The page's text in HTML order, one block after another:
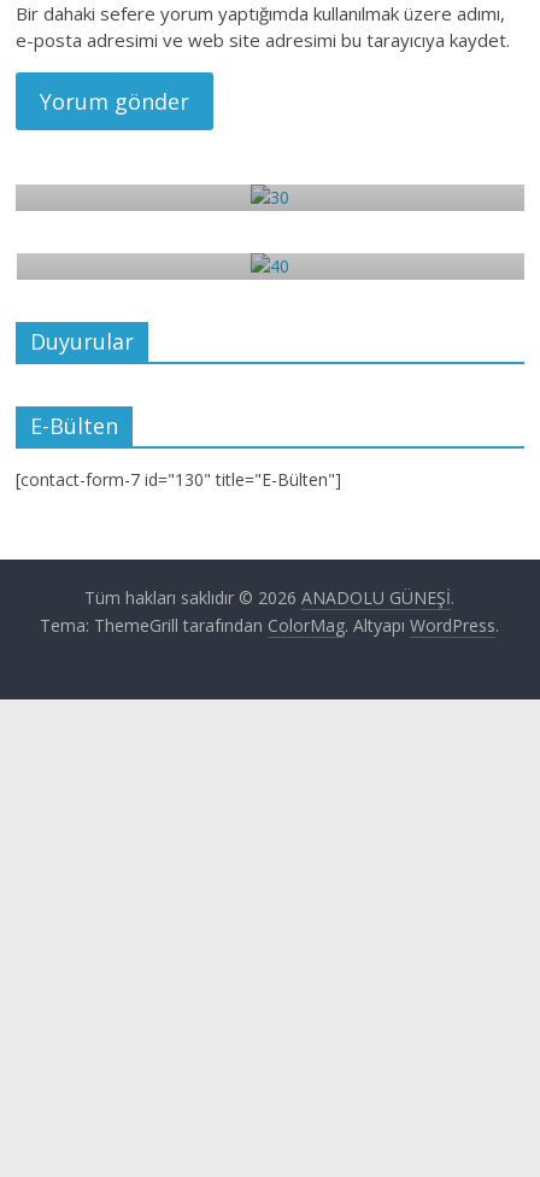
Bir dahaki sefere yorum yaptığımda kullanılmak üzere adımı,
e-posta adresimi ve web site adresimi bu tarayıcıya kaydet.
3
40
Duyurular
E-Bülten
[contact-form-7 id="130" title="E-Bülten"]
Tüm hakları saklıdır © 2026ANADOLU GÜNEŞİ.
Tema: ThemeGrill tarafından ColorMag. AltyapıWordPress.